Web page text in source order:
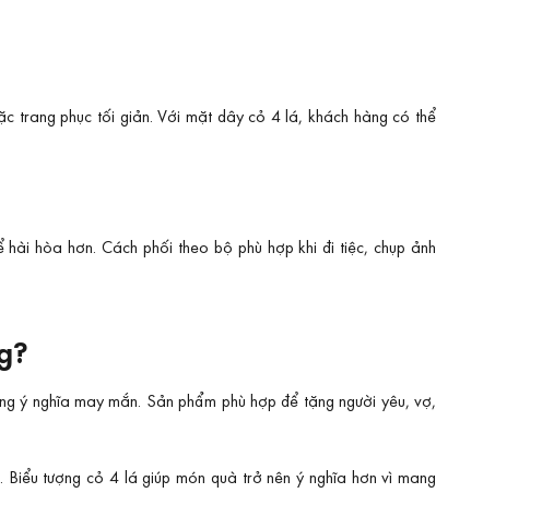
trang phục tối giản. Với mặt dây cỏ 4 lá, khách hàng có thể
hòa hơn. Cách phối theo bộ phù hợp khi đi tiệc, chụp ảnh
ý nghĩa may mắn. Sản phẩm phù hợp để tặng người yêu, vợ,
tượng cỏ 4 lá giúp món quà trở nên ý nghĩa hơn vì mang